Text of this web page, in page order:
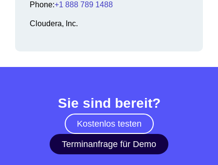
Phone:+1 888 789 1488
Cloudera, Inc.
Sie sind bereit?
Kostenlos testen
Terminanfrage für Demo